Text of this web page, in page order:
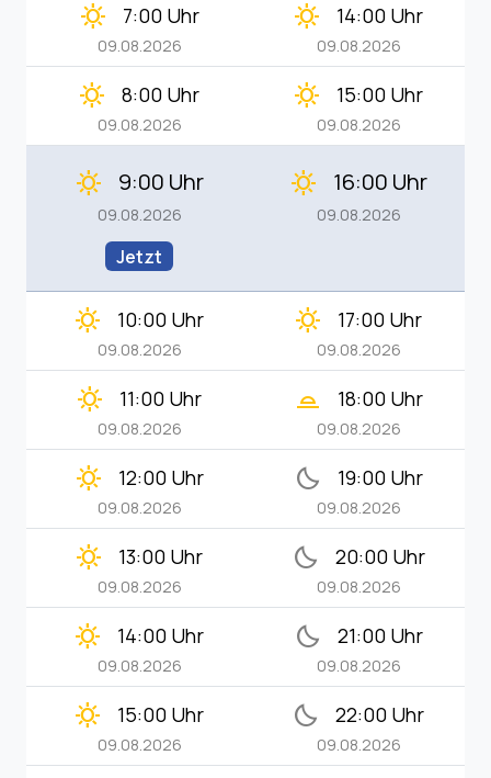
clear_day 7:00 Uhr
09.08.2026
clear_day 14:00 Uhr
09.08.2026
clear_day 8:00 Uhr
09.08.2026
clear_day 15:00 Uhr
09.08.2026
clear_day 9:00 Uhr
09.08.2026
Jetzt
clear_day 16:00 Uhr
09.08.2026
clear_day 10:00 Uhr
09.08.2026
clear_day 17:00 Uhr
09.08.2026
clear_day 11:00 Uhr
09.08.2026
wb_twilight_2 18:00 Uhr
09.08.2026
clear_day 12:00 Uhr
09.08.2026
bedtime 19:00 Uhr
09.08.2026
clear_day 13:00 Uhr
09.08.2026
bedtime 20:00 Uhr
09.08.2026
clear_day 14:00 Uhr
09.08.2026
bedtime 21:00 Uhr
09.08.2026
clear_day 15:00 Uhr
09.08.2026
bedtime 22:00 Uhr
09.08.2026